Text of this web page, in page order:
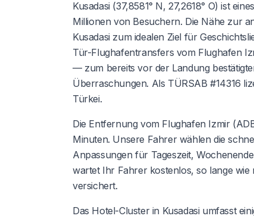
Kusadasi (37,8581° N, 27,2618° O) ist
Millionen von Besuchern. Die Nähe zur
Kusadasi zum idealen Ziel für
Tür-Flughafentransfers vom Flughafen
— zum bereits vor der Landung
Überraschungen. Als TÜRSAB #14316
Türkei.
Die Entfernung vom Flughafen Izmir
Minuten. Unsere Fahrer wählen die
Anpassungen für Tageszeit,
wartet Ihr Fahrer kostenlos, so lange
versichert.
Das Hotel-Cluster in Kusadasi umfasst